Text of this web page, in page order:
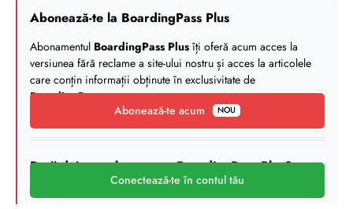
Abonează-te la BoardingPass Plus
Abonamentul BoardingPass Plusîți oferă acum acces la
versiunea fără reclame a site-ului nostru și acces la articolele
care conțin informații obținute în exclusivitate de
BoardingPass.
Abonează-te acum
NOU
Deții deja un abonament BoardingPass Plus?
Conectează-te în contul tău